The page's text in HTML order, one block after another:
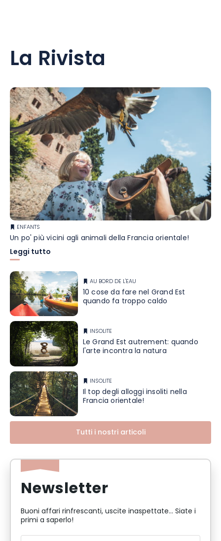
La Rivista
ENFANTS
Un po' più vicini agli animali della Francia orientale!
Leggi tutto
AU BORD DE L'EAU
10 cose da fare nel Grand Est
quando fa troppo caldo
INSOLITE
Le Grand Est autrement: quando
l'arte incontra la natura
INSOLITE
Il top degli alloggi insoliti nella
Francia orientale!
Tutti i nostri articoli
Newsletter
Buoni affari rinfrescanti, uscite inaspettate... Siate i
primi a saperlo!